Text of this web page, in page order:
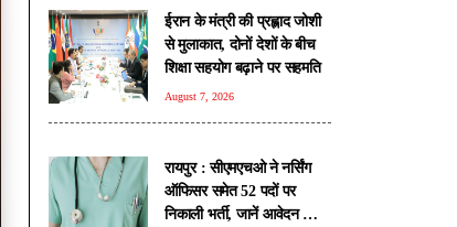
ईरान के मंत्री की प्रह्लाद जोशी
से मुलाकात, दोनों देशों के बीच
शिक्षा सहयोग बढ़ाने पर सहमति
August 7, 2026
रायपुर : सीएमएचओ ने नर्सिंग
ऑफिसर समेत 52 पदों पर
निकाली भर्ती, जानें आवेदन की